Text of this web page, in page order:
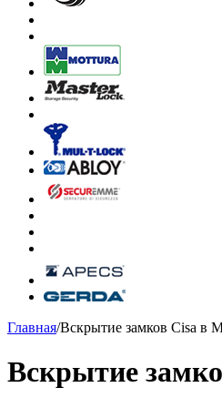
Главная/Вскрытие замков Cisa в
Вскрытие